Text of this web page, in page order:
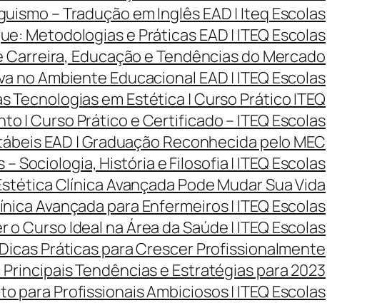
– Tradução em Inglês EAD | Iteq Escolas
Metodologias e Práticas EAD | ITEQ Escolas
Carreira, Educação e Tendências do Mercado
no Ambiente Educacional EAD | ITEQ Escolas
Tecnologias em Estética | Curso Prático ITEQ
| Curso Prático e Certificado – ITEQ Escolas
EAD | Graduação Reconhecida pelo MEC
Sociologia, História e Filosofia | ITEQ Escolas
Clínica Avançada Pode Mudar Sua Vida
Avançada para Enfermeiros | ITEQ Escolas
o Curso Ideal na Área da Saúde | ITEQ Escolas
Práticas para Crescer Profissionalmente
Tendências e Estratégias para 2023
para Profissionais Ambiciosos | ITEQ Escolas